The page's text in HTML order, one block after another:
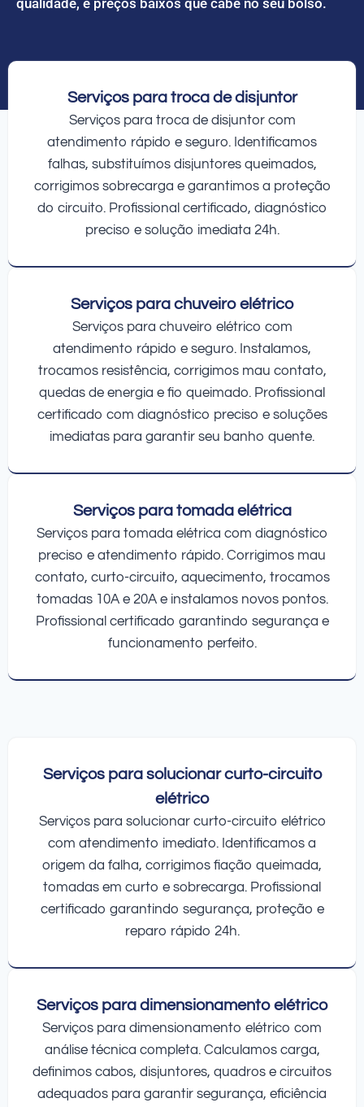
Serviços para troca de disjuntor
Serviços para troca de disjuntor com
atendimento rápido e seguro. Identificamos
falhas, substituímos disjuntores queimados,
corrigimos sobrecarga e garantimos a proteção
do circuito. Profissional certificado, diagnóstico
preciso e solução imediata 24h.
Serviços para chuveiro elétrico
Serviços para chuveiro elétrico com
atendimento rápido e seguro. Instalamos,
trocamos resistência, corrigimos mau contato,
quedas de energia e fio queimado. Profissional
certificado com diagnóstico preciso e soluções
imediatas para garantir seu banho quente.
Serviços para tomada elétrica
Serviços para tomada elétrica com diagnóstico
preciso e atendimento rápido. Corrigimos mau
contato, curto-circuito, aquecimento, trocamos
tomadas 10A e 20A e instalamos novos pontos.
Profissional certificado garantindo segurança e
funcionamento perfeito.
Serviços para solucionar curto-circuito
elétrico
Serviços para solucionar curto-circuito elétrico
com atendimento imediato. Identificamos a
origem da falha, corrigimos fiação queimada,
tomadas em curto e sobrecarga. Profissional
certificado garantindo segurança, proteção e
reparo rápido 24h.
Serviços para dimensionamento elétrico
Serviços para dimensionamento elétrico com
análise técnica completa. Calculamos carga,
definimos cabos, disjuntores, quadros e circuitos
adequados para garantir segurança, eficiência